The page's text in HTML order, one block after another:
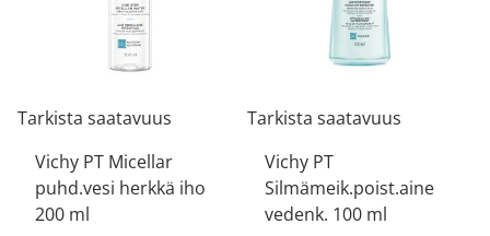
Tarkista saatavuus
Vichy PT Micellar
puhd.vesi herkkä iho
200 ml
Tarkista saatavuus
Vichy PT
Silmämeik.poist.aine
vedenk. 100 ml